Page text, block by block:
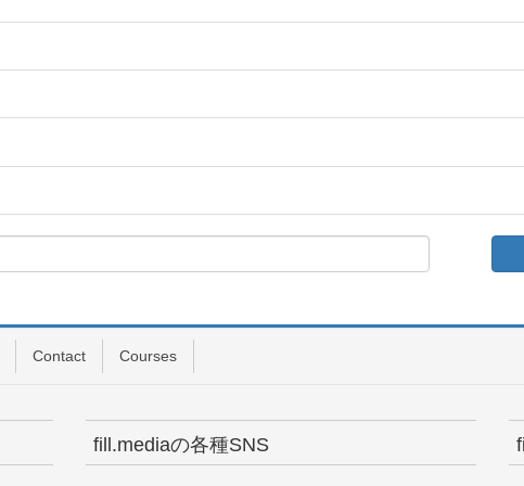
Contact Courses
fill.mediaの各種SNS